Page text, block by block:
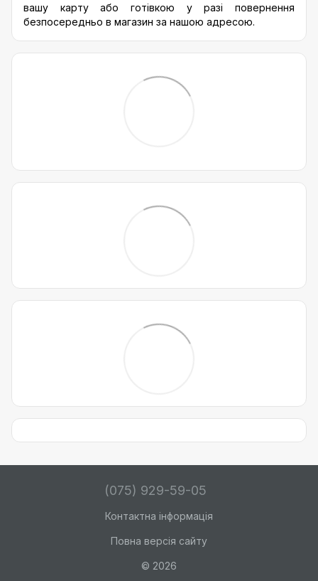
вашу карту або готівкою у разі повернення
безпосередньо в магазин за нашою адресою.
(075) 929-59-05
Контактна інформація
Повна версія сайту
© 2026